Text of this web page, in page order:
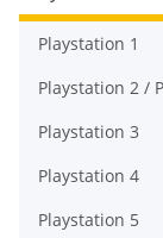
Playstation 1
Playstation 2 /
Playstation 3
Playstation 4
Playstation 5